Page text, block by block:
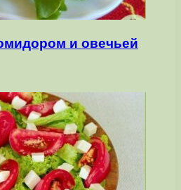
и овечьей